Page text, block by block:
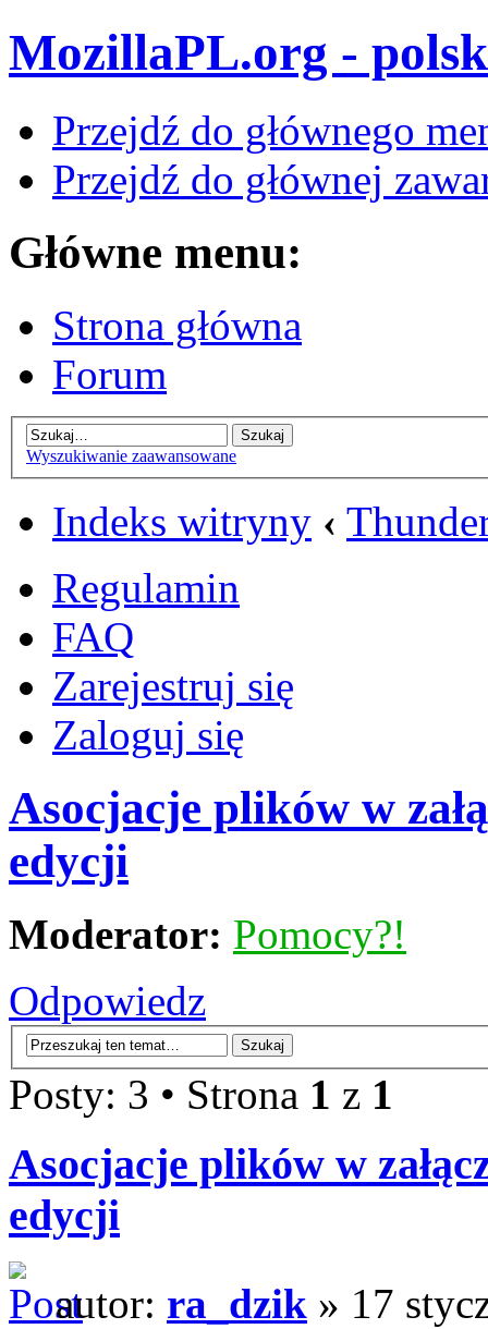
MozillaPL.org -
Przejdź do głównego
Przejdź do głównej
Główne menu:
Strona główna
Forum
Wyszukiwanie zaawansowane
Indeks witryny ‹
Regulamin
FAQ
Zarejestruj się
Zaloguj się
Asocjacje plików w
edycji
Moderator: Pomocy?!
Odpowiedz
Posty: 3 • Strona 1 z 1
Asocjacje plików w
edycji
autor: ra_dzik » 17